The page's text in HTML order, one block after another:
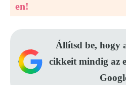
en!
Állítsd be, hogy
cikkeit mindig az